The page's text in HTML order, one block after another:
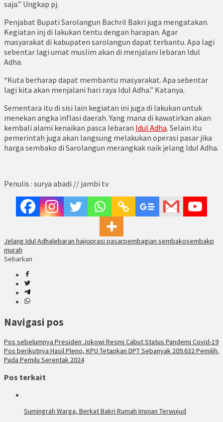
saja.” Ungkap pj.
Penjabat Bupati Sarolangun Bachril Bakri juga mengatakan.
Kegiatan inj di lakukan tentu dengan harapan. Agar
masyarakat di kabupaten sarolangun dapat terbantu. Apa lagi
sebentar lagi umat muslim akan di menjalani lebaran Idul
Adha.
“Kuta berharap dapat membantu masyarakat. Apa sebentar
lagi kita akan menjalani hari raya Idul Adha.” Katanya.
Sementara itu di sisi lain kegiatan ini juga di lakukan untuk
menekan angka inflasi daerah. Yang mana di kawatirkan akan
kembali alami kenaikan pasca lebaran Idul Adha. Selain itu
pemerintah juga akan langsung melakukan operasi pasar jika
harga sembako di Sarolangun merangkak naik jelang Idul Adha.
Penulis : surya abadi // jambi tv
Jelang Idul Adhalebaran hajioprasi pasarpembagian sembakosembakp
murah
Sebarkan
Navigasi pos
Pos sebelumnya Presiden Jokowi Resmi Cabut Status Pandemi Covid-19
Pos berikutnya Hasil Pleno, KPU Tetapkan DPT Sebanyak 209.632 Pemilih.
Pada Pemilu Serentak 2024
Pos terkait
Sumingrah Warga, Berkat Bakri Rumah Impian Terwujud